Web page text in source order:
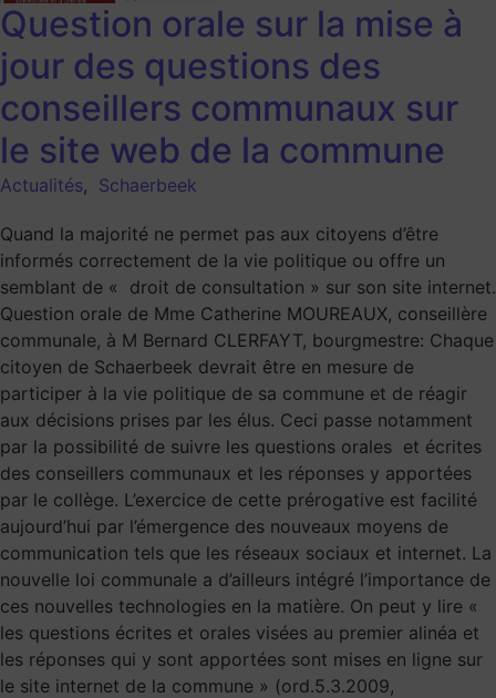
Question orale sur la mise à
jour des questions des
conseillers communaux sur
le site web de la commune
Actualités, Schaerbeek
Quand la majorité ne permet pas aux citoyens d’être
informés correctement de la vie politique ou offre un
semblant de « droit de consultation » sur son site internet.
Question orale de Mme Catherine MOUREAUX, conseillère
communale, à M Bernard CLERFAYT, bourgmestre: Chaque
citoyen de Schaerbeek devrait être en mesure de
participer à la vie politique de sa commune et de réagir
aux décisions prises par les élus. Ceci passe notamment
par la possibilité de suivre les questions orales et écrites
des conseillers communaux et les réponses y apportées
par le collège. L’exercice de cette prérogative est facilité
aujourd’hui par l’émergence des nouveaux moyens de
communication tels que les réseaux sociaux et internet. La
nouvelle loi communale a d’ailleurs intégré l’importance de
ces nouvelles technologies en la matière. On peut y lire «
les questions écrites et orales visées au premier alinéa et
les réponses qui y sont apportées sont mises en ligne sur
le site internet de la commune » (ord.5.3.2009,